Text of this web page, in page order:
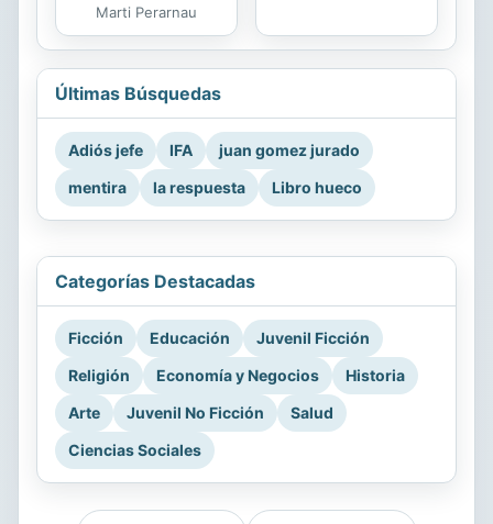
Marti Perarnau
Últimas Búsquedas
Adiós jefe IFA
juan gomez jurado
mentira
la respuesta Libro hueco
Categorías Destacadas
Ficción Educación
Juvenil Ficción
Religión
Economía y Negocios
Historia
Arte
Juvenil No Ficción
Salud
Ciencias Sociales